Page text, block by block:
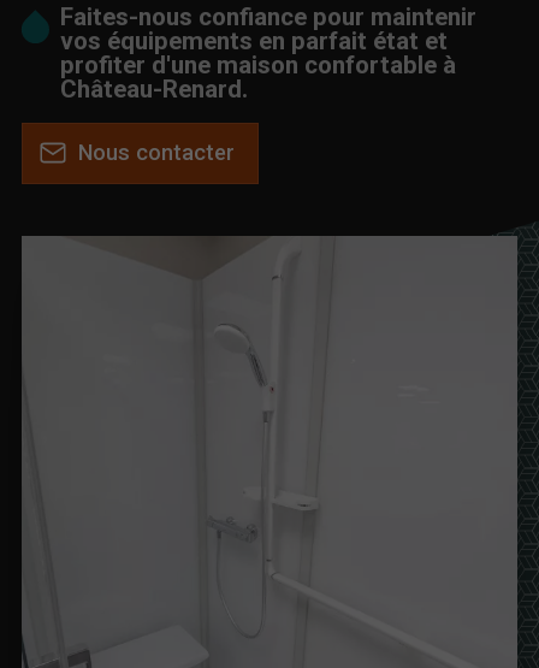
Faites-nous confiance pour maintenir
vos équipements en parfait état et
profiter d'une maison confortable à
Château-Renard.
Nous contacter